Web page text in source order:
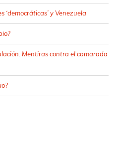
‘democráticas’ y Venezuela
Mentiras contra el camarada